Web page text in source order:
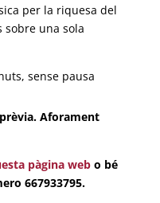
per la riquesa del
sobre una sola
sense pausa
Aforament
pàgina web o bé
667933795.